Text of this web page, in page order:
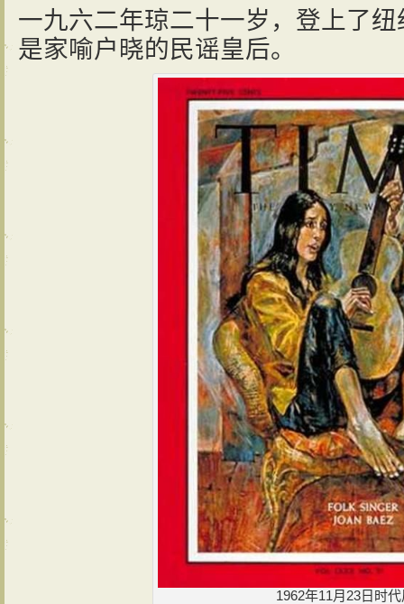
一九六二年琼二十一岁，登上了
是家喻户晓的民谣皇后。
1962年11月23日时